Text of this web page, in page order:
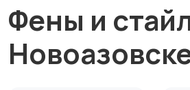
Фены и